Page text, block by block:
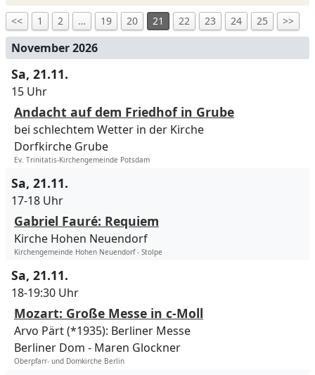
<< 1 2 … 19 20 21 22 23 24 25 >>
November 2026
Sa, 21.11.
15 Uhr
Andacht auf dem Friedhof in Grube
bei schlechtem Wetter in der Kirche
Dorfkirche Grube
Ev. Trinitatis-Kirchengemeinde Potsdam
Sa, 21.11.
17-18 Uhr
Gabriel Fauré: Requiem
Kirche Hohen Neuendorf
Kirchengemeinde Hohen Neuendorf - Stolpe
Sa, 21.11.
18-19:30 Uhr
Mozart: Große Messe in c-Moll
Arvo Pärt (*1935): Berliner Messe
Berliner Dom
Maren Glockner
Oberpfarr- und Domkirche Berlin